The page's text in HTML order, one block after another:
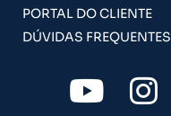
PORTAL DO CLIENTE
DÚVIDAS FREQUENTES
Y I